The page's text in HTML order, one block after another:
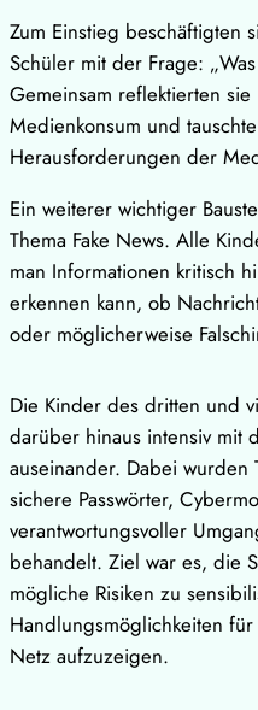
Zum Einstieg beschäftigten
Schüler mit der Frage:
Gemeinsam reflektierten
Medienkonsum und
Herausforderungen der
Ein weiterer wichtiger
Thema Fake News. Alle
man Informationen kritisch
erkennen kann, ob
oder möglicherweise
Die Kinder des dritten und
darüber hinaus intensiv mit
auseinander. Dabei wurden
sichere Passwörter,
verantwortungsvoller
behandelt. Ziel war es, die
mögliche Risiken zu
Handlungsmöglichkeiten
Netz aufzuzeigen.